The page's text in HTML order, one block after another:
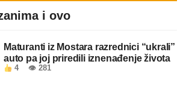
i ovo
Maturanti iz Mostara razrednici “ukrali”
auto pa joj priredili iznenađenje života
4 👁 281